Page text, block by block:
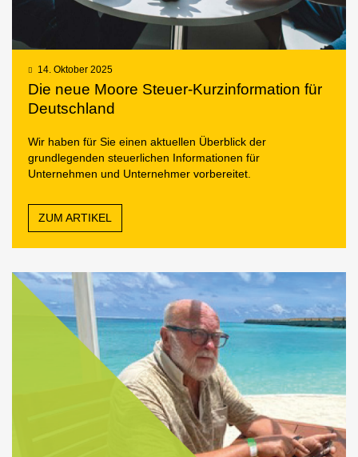
14. Oktober 2025
Die neue Moore Steuer-Kurzinformation für
Deutschland
Wir haben für Sie einen aktuellen Überblick der
grundlegenden steuerlichen Informationen für
Unternehmen und Unternehmer vorbereitet.
ZUM ARTIKEL